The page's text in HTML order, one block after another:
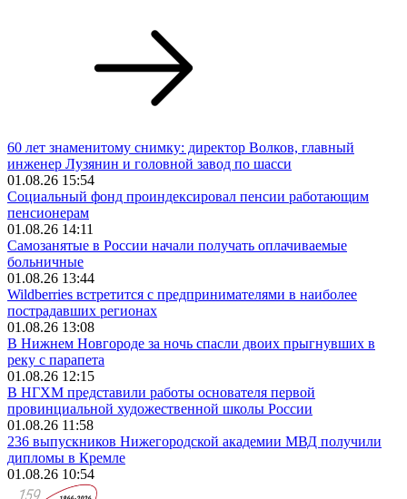
60 лет знаменитому снимку: директор Волков, главный
инженер Лузянин и головной завод по шасси
01.08.26 15:54
Социальный фонд проиндексировал пенсии работающим
пенсионерам
01.08.26 14:11
Самозанятые в России начали получать оплачиваемые
больничные
01.08.26 13:44
Wildberries встретится с предпринимателями в наиболее
пострадавших регионах
01.08.26 13:08
В Нижнем Новгороде за ночь спасли двоих прыгнувших в
реку с парапета
01.08.26 12:15
В НГХМ представили работы основателя первой
провинциальной художественной школы России
01.08.26 11:58
236 выпускников Нижегородской академии МВД получили
дипломы в Кремле
01.08.26 10:54